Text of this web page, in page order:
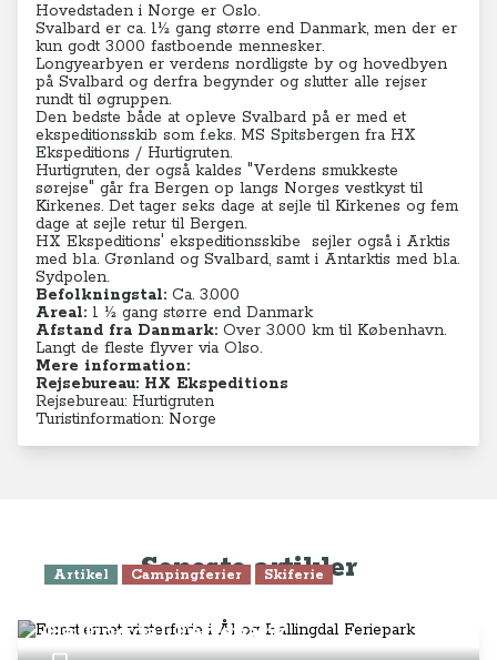
Hovedstaden i Norge er Oslo.
Svalbard er ca. 1½ gang større end Danmark, men der er
kun godt 3.000 fastboende mennesker.
Longyearbyen er verdens nordligste by og hovedbyen
på Svalbard og derfra begynder og slutter alle rejser
rundt til øgruppen.
Den bedste både at opleve Svalbard på er med et
ekspeditionsskib som f.eks. MS Spitsbergen fra HX
Ekspeditions / Hurtigruten.
Hurtigruten, der også kaldes "Verdens smukkeste
sørejse" går fra Bergen op langs Norges vestkyst til
Kirkenes. Det tager seks dage at sejle til Kirkenes og fem
dage at sejle retur til Bergen.
HX Ekspeditions' ekspeditionsskibe sejler også i Arktis
med bl.a. Grønland og Svalbard, samt i Antarktis med bl.a.
Sydpolen.
Befolkningstal: Ca. 3.000
Areal: 1 ½ gang større end Danmark
Afstand fra Danmark: Over 3.000 km til København.
Langt de fleste flyver via Olso.
Mere information:
Rejsebureau: HX Ekspeditions
Rejsebureau: Hurtigruten
Turistinformation: Norge
Seneste artikler
Artikel Campingferier Skiferie
Hallingdal Feriepark